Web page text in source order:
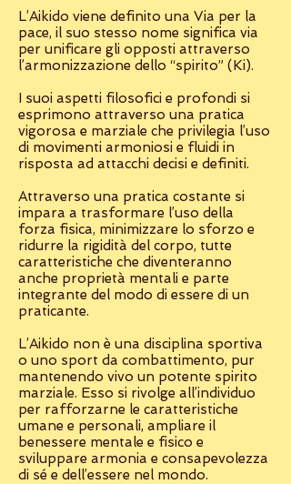
L’Aikido viene definito una Via per la
pace, il suo stesso nome significa via
per unificare gli opposti attraverso
l’armonizzazione dello “spirito” (Ki).
I suoi aspetti filosofici e profondi si
esprimono attraverso una pratica
vigorosa e marziale che privilegia l’uso
di movimenti armoniosi e fluidi in
risposta ad attacchi decisi e definiti.
Attraverso una pratica costante si
impara a trasformare l’uso della
forza fisica, minimizzare lo sforzo e
ridurre la rigidità del corpo, tutte
caratteristiche che diventeranno
anche proprietà mentali e parte
integrante del modo di essere di un
praticante.
L’Aikido non è una disciplina sportiva
o uno sport da combattimento, pur
mantenendo vivo un potente spirito
marziale. Esso si rivolge all’individuo
per rafforzarne le caratteristiche
umane e personali, ampliare il
benessere mentale e fisico e
sviluppare armonia e consapevolezza
di sé e dell’essere nel mondo.